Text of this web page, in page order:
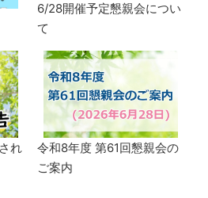
6/28開催予定懇親会につい
て
れ
令和8年度 第61回懇親会の
ご案内